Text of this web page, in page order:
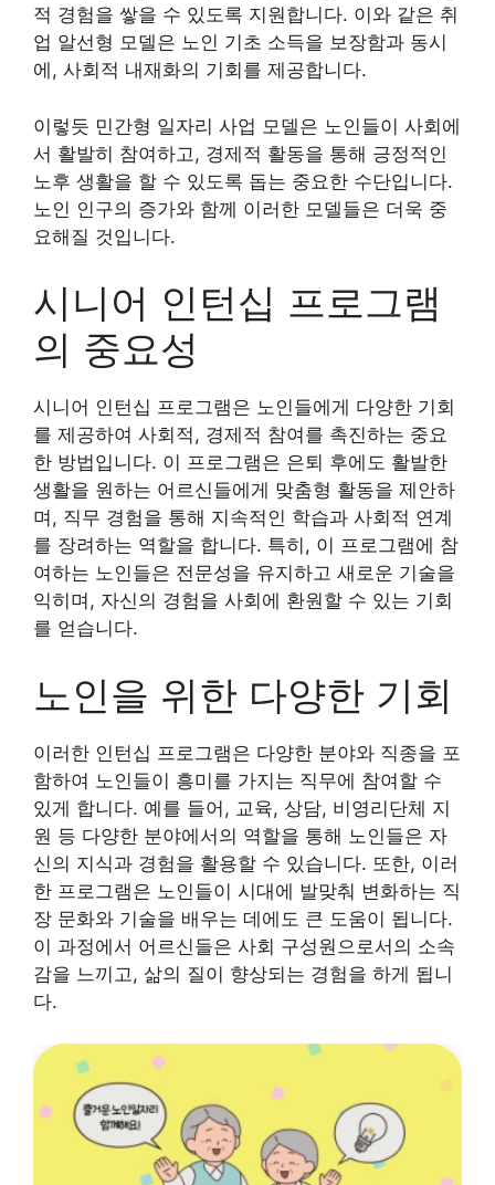
적 경험을 쌓을 수 있도록 지원합니다. 이와 같은 취
업 알선형 모델은 노인 기초 소득을 보장함과 동시
에, 사회적 내재화의 기회를 제공합니다.
이렇듯 민간형 일자리 사업 모델은 노인들이 사회에
서 활발히 참여하고, 경제적 활동을 통해 긍정적인
노후 생활을 할 수 있도록 돕는 중요한 수단입니다.
노인 인구의 증가와 함께 이러한 모델들은 더욱 중
요해질 것입니다.
시니어 인턴십 프로그램
의 중요성
시니어 인턴십 프로그램은 노인들에게 다양한 기회
를 제공하여 사회적, 경제적 참여를 촉진하는 중요
한 방법입니다. 이 프로그램은 은퇴 후에도 활발한
생활을 원하는 어르신들에게 맞춤형 활동을 제안하
며, 직무 경험을 통해 지속적인 학습과 사회적 연계
를 장려하는 역할을 합니다. 특히, 이 프로그램에 참
여하는 노인들은 전문성을 유지하고 새로운 기술을
익히며, 자신의 경험을 사회에 환원할 수 있는 기회
를 얻습니다.
노인을 위한 다양한 기회
이러한 인턴십 프로그램은 다양한 분야와 직종을 포
함하여 노인들이 흥미를 가지는 직무에 참여할 수
있게 합니다. 예를 들어, 교육, 상담, 비영리단체 지
원 등 다양한 분야에서의 역할을 통해 노인들은 자
신의 지식과 경험을 활용할 수 있습니다. 또한, 이러
한 프로그램은 노인들이 시대에 발맞춰 변화하는 직
장 문화와 기술을 배우는 데에도 큰 도움이 됩니다.
이 과정에서 어르신들은 사회 구성원으로서의 소속
감을 느끼고, 삶의 질이 향상되는 경험을 하게 됩니
다.